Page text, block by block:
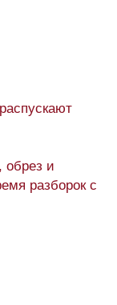
обрез и
разборок с